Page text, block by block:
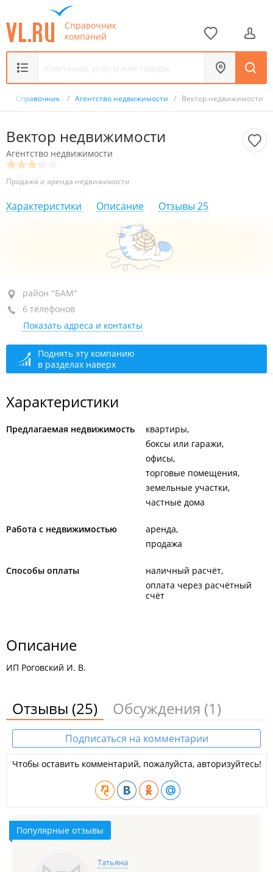
Справочник
компаний
Справочник / Агентство недвижимости / Вектор недвижимости
Вектор недвижимости
Агентство недвижимости
Продажа и аренда недвижимости
Характеристики Описание Отзывы 25
район "БАМ", ул. Шошина, 25
+7 950 299-39-49
+7 (423) 269-74-33
+7 902 483-74-33
+7 (423) 248-39-49
+7 999 058-57-56
сегодня закрыто
район "БАМ"
6 телефонов
Показать адреса и контакты
Поднять эту компанию
в разделах наверх
Характеристики
Предлагаемая недвижимость
квартиры
боксы или гаражи
офисы
торговые помещения
земельные участки
частные дома
Работа с недвижимостью
аренда
продажа
Способы оплаты
наличный расчёт
оплата через расчётный
счёт
Описание
ИП Роговский И. В.
Отзывы (25) Обсуждения (1)
Подписаться на комментарии
Чтобы оставить комментарий, пожалуйста, авторизуйтесь!
Популярные отзывы
Татьяна